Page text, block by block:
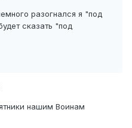
разогнался я "под
сказать "под
нашим Воинам